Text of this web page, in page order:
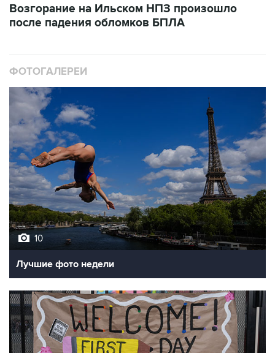
Возгорание на Ильском НПЗ произошло
после падения обломков БПЛА
ФОТОГАЛЕРЕИ
10
Лучшие фото недели